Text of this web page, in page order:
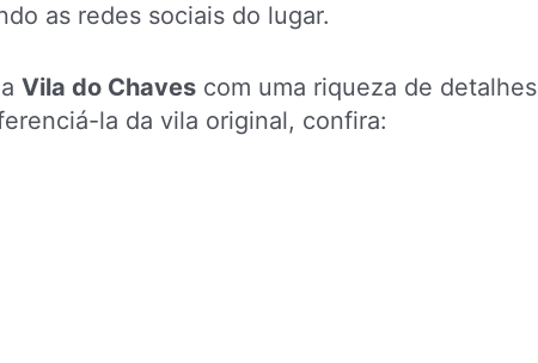
as redes sociais do lugar.
Vila do Chaves com uma riqueza de detalhes
la da vila original, confira: